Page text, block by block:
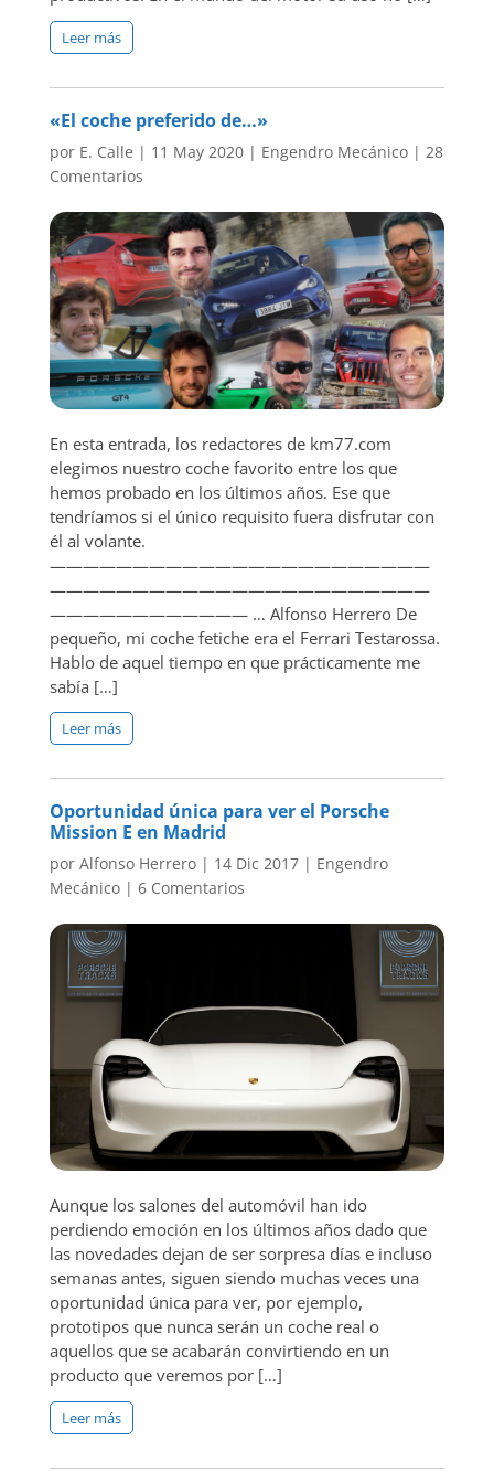
Leer más
«El coche preferido de…»
por E. Calle | 11 May 2020| Engendro Mecánico| 28
Comentarios
En esta entrada, los redactores de km77.com
elegimos nuestro coche favorito entre los que
hemos probado en los últimos años. Ese que
tendríamos si el único requisito fuera disfrutar con
él al volante.
———————————————————————
———————————————————————
———————————— … Alfonso Herrero De
pequeño, mi coche fetiche era el Ferrari Testarossa.
Hablo de aquel tiempo en que prácticamente me
sabía […]
Leer más
Oportunidad única para ver el Porsche
Mission E en Madrid
por Alfonso Herrero| 14 Dic 2017| Engendro
Mecánico| 6 Comentarios
Aunque los salones del automóvil han ido
perdiendo emoción en los últimos años dado que
las novedades dejan de ser sorpresa días e incluso
semanas antes, siguen siendo muchas veces una
oportunidad única para ver, por ejemplo,
prototipos que nunca serán un coche real o
aquellos que se acabarán convirtiendo en un
producto que veremos por […]
Leer más